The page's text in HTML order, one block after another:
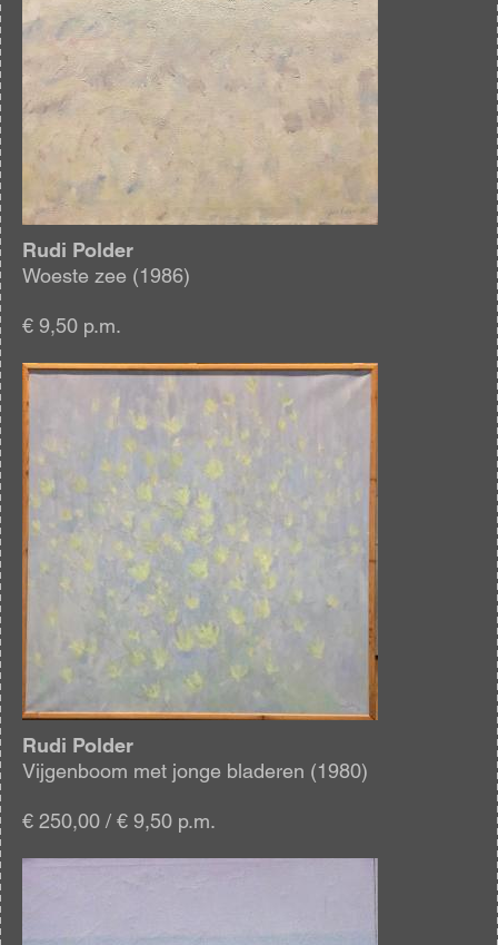
Rudi Polder
Woeste zee (1986)
€ 9,50 p.m.
Afbeelding
Rudi Polder
Vijgenboom met jonge bladeren (1980)
€ 250,00 / € 9,50 p.m.